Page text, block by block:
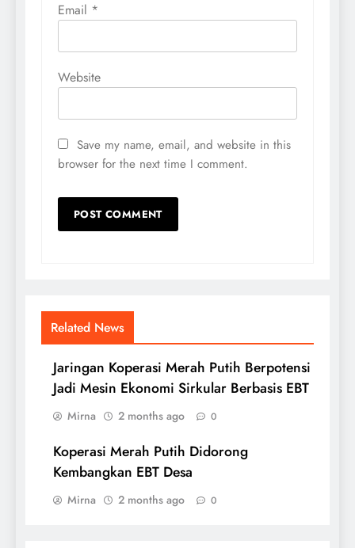
Email *
Website
Save my name, email, and website in this
browser for the next time I comment.
Related News
Jaringan Koperasi Merah Putih Berpotensi
Jadi Mesin Ekonomi Sirkular Berbasis EBT
Mirna 2 months ago 0
Koperasi Merah Putih Didorong
Kembangkan EBT Desa
Mirna 2 months ago 0